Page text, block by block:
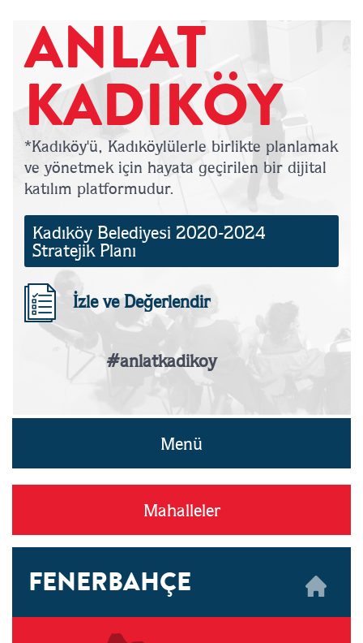
ANLAT
KADIKÖY
*Kadıköy'ü, Kadıköylülerle birlikte planlamak
ve yönetmek için hayata geçirilen bir dijital
katılım platformudur.
Kadıköy Belediyesi 2020-2024
Stratejik Planı
İzle ve Değerlendir
#anlatkadikoy
Menü
Mahalleler
FENERBAHÇE